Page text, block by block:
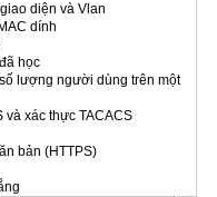
diện và Vlan
dính
học
lượng người dùng trên một
và xác thực TACACS
bản (HTTPS)